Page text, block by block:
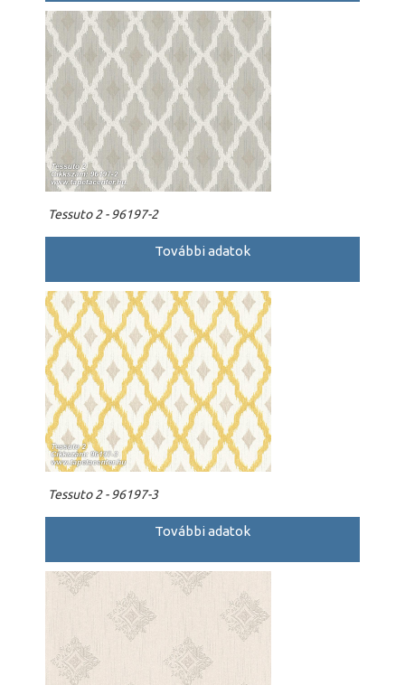
Tessuto 2 - 96197-2
További adatok
Tessuto 2 - 96197-3
További adatok